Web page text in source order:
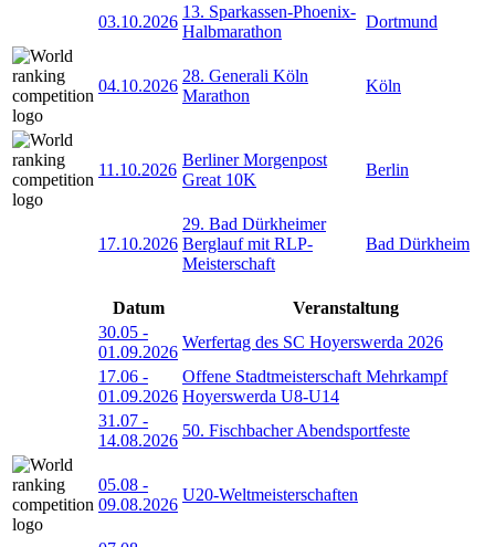
03.10.2026
13. Sparkassen-Phoenix-
Halbmarathon
Dortmund
04.10.2026
28. Generali Köln
Marathon
Köln
11.10.2026
Berliner Morgenpost
Great 10K
Berlin
17.10.2026
29. Bad Dürkheimer
Berglauf mit RLP-
Meisterschaft
Bad Dürkheim
Datum
Veranstaltung
30.05 -
01.09.2026
Werfertag des SC Hoyerswerda 2026
17.06 -
01.09.2026
Offene Stadtmeisterschaft Mehrkampf
Hoyerswerda U8-U14
31.07 -
14.08.2026
50. Fischbacher Abendsportfeste
05.08 -
09.08.2026
U20-Weltmeisterschaften